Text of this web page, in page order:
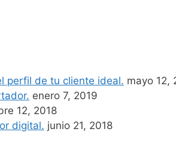
perfil de tu cliente ideal. mayo 12,
enero 7, 2019
12, 2018
digital. junio 21, 2018